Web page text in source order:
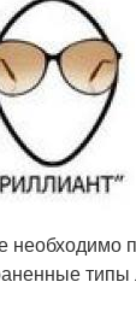
необходимо
типы